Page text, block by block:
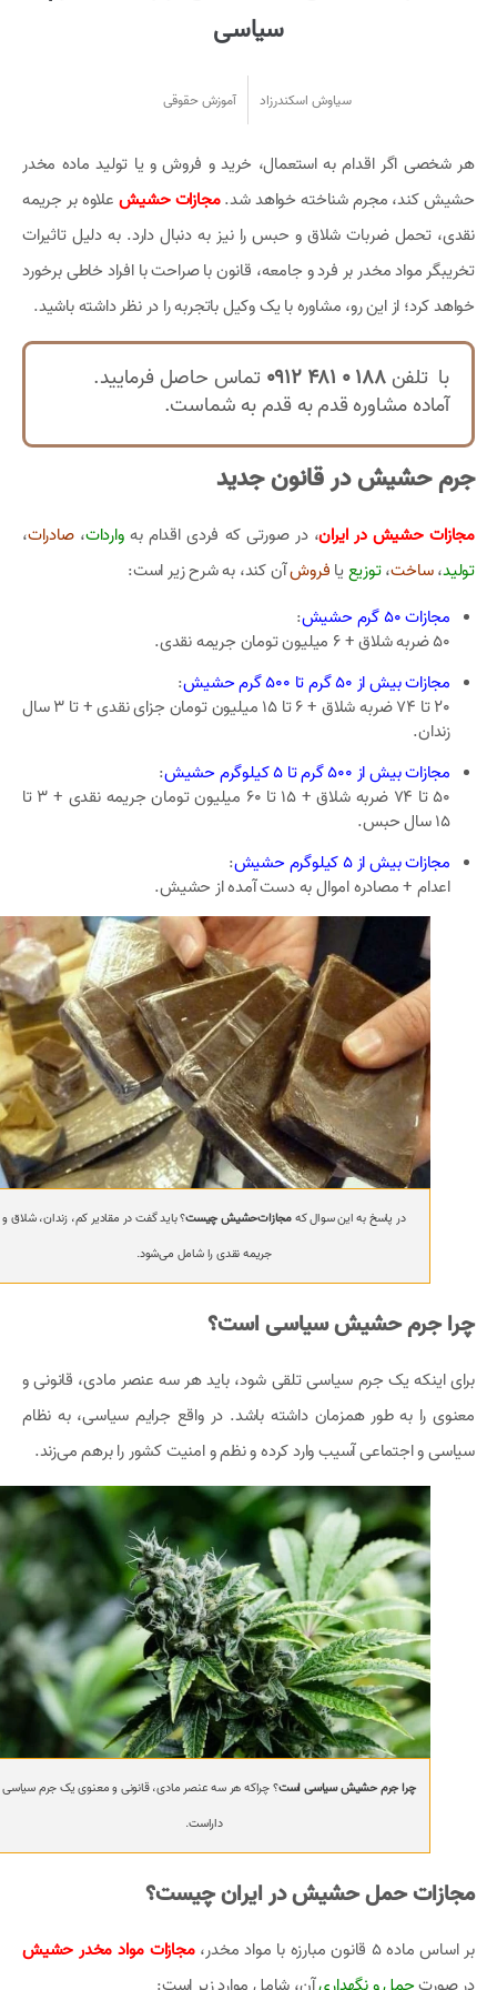
سیاسی
سیاوش اسکندرزاد آموزش حقوقی
هر شخصی اگر اقدام به استعمال، خرید و فروش و یا تولید ماده مخدر
حشیش کند، مجرم شناخته خواهد شد.مجازات حشیشعلاوه بر جریمه
نقدی، تحمل ضربات شلاق و حبس را نیز به دنبال دارد. به دلیل تاثیرات
تخریبگر مواد مخدر بر فرد و جامعه، قانون با صراحت با افراد خاطی برخورد
خواهد کرد؛ از این رو، مشاوره با یک وکیل باتجربه را در نظر داشته باشید.
با تلفن188 0 481 0912
تماس حاصل فرمایید.
آماده مشاوره قدم به قدم به شماست.
جرم حشیش در قانون جدید
مجازات حشیش در ایران، در صورتی که فردی اقدام بهواردات،صادرات،
تولید،ساخت،توزیعیا فروشآن کند، به شرح زیر است:
مجازات 50 گرم حشیش
:
50 ضربه شلاق + 6 میلیون تومان جریمه نقدی.
مجازات بیش از 50 گرم تا 500 گرم حشیش
:
20 تا 74 ضربه شلاق + 6 تا 15 میلیون تومان جزای نقدی + تا 3 سال
زندان.
مجازات بیش از 500 گرم تا 5 کیلوگرم حشیش
:
50 تا 74 ضربه شلاق + 15 تا 60 میلیون تومان جریمه نقدی + 3 تا
15 سال حبس.
مجازات بیش از 5 کیلوگرم حشیش
:
اعدام + مصادره اموال به دست آمده از حشیش.
در پاسخ به این سوال کهمجازات‌حشیش چیست؟ باید گفت در مقادیر کم، زندان، شلاق و
جریمه نقدی را شامل می‌شود.
چرا جرم حشیش سیاسی است؟
برای اینکه یک جرم سیاسی تلقی شود، باید هر سه عنصر مادی، قانونی و
معنوی را به طور همزمان داشته باشد. در واقع جرایم سیاسی، به نظام
سیاسی و اجتماعی آسیب وارد کرده و نظم و امنیت کشور را برهم می‌زند.
چرا جرم حشیش سیاسی است؟ چراکه هر سه عنصر مادی، قانونی و معنوی یک جرم سیاسی
داراست.
مجازات حمل حشیش در ایران چیست؟
بر اساس ماده 5 قانون مبارزه با مواد مخدر،
مجازات مواد مخدر حشیش